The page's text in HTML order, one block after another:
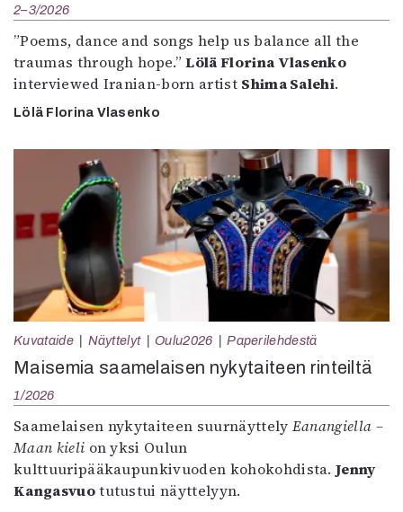
2–3/2026
”Poems, dance and songs help us balance all the
traumas through hope.”Lölä Florina Vlasenko
interviewed Iranian-born artist Shima Salehi.
Lölä Florina Vlasenko
Kuvataide Näyttelyt Oulu2026 Paperilehdestä
Maisemia saamelaisen nykytaiteen rinteiltä
1/2026
Saamelaisen nykytaiteen suurnäyttely Eanangiella –
Maan kieli on yksi Oulun
kulttuuripääkaupunkivuoden kohokohdista.Jenny
Kangasvuotutustui näyttelyyn.